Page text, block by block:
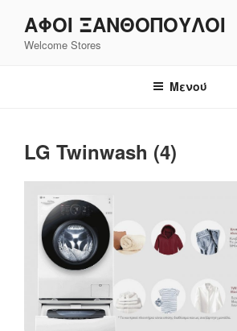
περιεχόμενο
ΑΦΟΙ ΞΑΝΘΌΠΟΥΛΟΙ
Welcome Stores
Μενού
LG Twinwash (4)